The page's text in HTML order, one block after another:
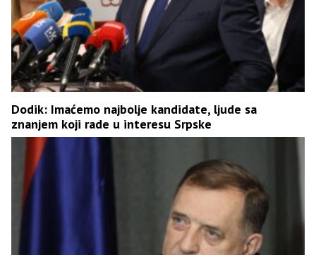
Dodik: Imaćemo najbolje kandidate, ljude sa
znanjem koji rade u interesu Srpske